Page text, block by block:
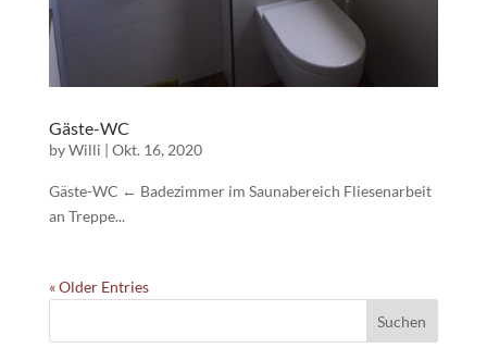
Gäste-WC
byWilli | Okt. 16, 2020
Gäste-WC ← Badezimmer im Saunabereich Fliesenarbeit
an Treppe...
« Older Entries